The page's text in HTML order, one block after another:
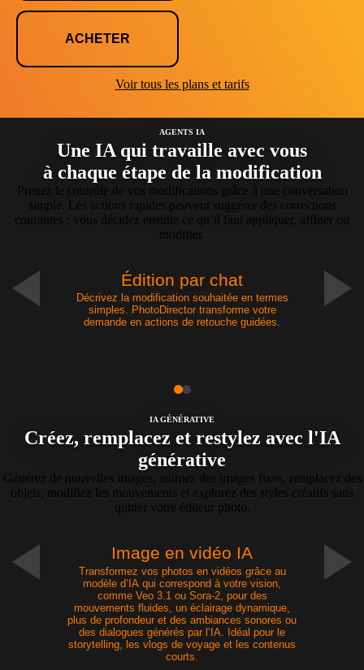
ACHETER
Voir tous les plans et tarifs
AGENTS IA
Une IA qui travaille avec vous
à chaque étape de la modification
Prenez le contrôle de vos modifications grâce à une conversation
simple. Les actions rapides peuvent suggérer des corrections
courantes ; vous décidez ensuite ce qu’il faut appliquer, affiner ou
modifier.
Édition par chat
Décrivez la modification souhaitée en termes
simples. PhotoDirector transforme votre
demande en actions de retouche guidées.
IA GÉNÉRATIVE
Créez, remplacez et restylez avec l'IA
générative
Générez de nouvelles images, animez des images fixes, remplacez des
objets, modifiez les mouvements et explorez des styles créatifs sans
quitter votre éditeur photo.
Image en vidéo IA
Transformez vos photos en vidéos grâce au
modèle d’IA qui correspond à votre vision,
comme Veo 3.1 ou Sora-2, pour des
mouvements fluides, un éclairage dynamique,
plus de profondeur et des ambiances sonores ou
des dialogues générés par l’IA. Idéal pour le
storytelling, les vlogs de voyage et les contenus
courts.